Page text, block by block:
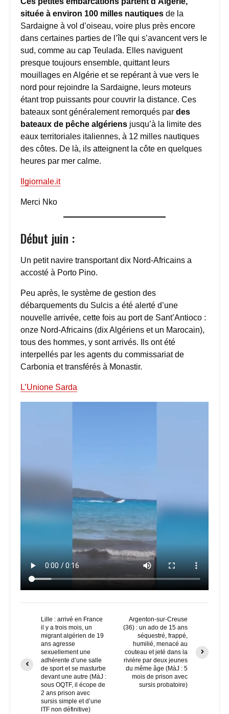
située à environ 100 milles nautiques de la
Sardaigne à vol d’oiseau, voire plus près encore
dans certaines parties de l’île qui s’avancent vers le
sud, comme au cap Teulada. Elles naviguent
presque toujours ensemble, quittant leurs
mouillages en Algérie et se repérant à vue vers le
nord pour rejoindre la Sardaigne, leurs moteurs
étant trop puissants pour couvrir la distance. Ces
bateaux sont généralement remorqués par des
bateaux de pêche algériens jusqu’à la limite des
eaux territoriales italiennes, à 12 milles nautiques
des côtes. De là, ils atteignent la côte en quelques
heures par mer calme.
Ilgiornale.it
Merci Nko
Début juin :
Un petit navire transportant dix Nord-Africains a
accosté à Porto Pino.
Peu après, le système de gestion des
débarquements du Sulcis a été alerté d’une
nouvelle arrivée, cette fois au port de Sant’Antioco :
onze Nord-Africains (dix Algériens et un Marocain),
tous des hommes, y sont arrivés. Ils ont été
interpellés par les agents du commissariat de
Carbonia et transférés à Monastir.
L’Unione Sarda
Lille : arrivé en France
il y a trois mois, un
migrant algérien de 19
ans agresse
sexuellement une
adhérente d’une salle
de sport et se masturbe
devant une autre (MàJ :
sous OQTF, il écope de
2 ans prison avec
sursis simple et d’une
ITF non définitive)
Argenton-sur-Creuse
(36) : un ado de 15 ans
séquestré, frappé,
humilié, menacé au
couteau et jeté dans la
rivière par deux jeunes
du même âge (MàJ : 5
mois de prison avec
sursis probatoire)